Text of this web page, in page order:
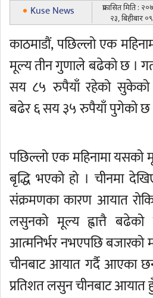
Kuse News
प्रकासित मिति :
२३, बिहीबार
काठमाडौं, पछिल्लो एक
मूल्य तीन गुणाले बढेको छ ।
सय ८५ रुपैयाँ रहेको
बढेर ६ सय ३५ रुपैयाँ पुगेको छ
पछिल्लो एक महिनामा
बृद्धि भएको हो । चीनमा
संक्रमणका कारण आयात
लसुनको मूल्य ह्वात्तै
आत्मनिर्भर नभएपछि बजारको
चीनबाट आयात गर्दै आएका
प्रतिशत लसुन चीनबाट